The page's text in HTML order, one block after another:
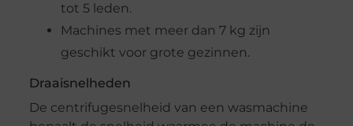
tot 5 leden.
Machines met meer dan 7 kg zijn
geschikt voor grote gezinnen.
Draaisnelheden
De centrifugesnelheid van een wasmachine